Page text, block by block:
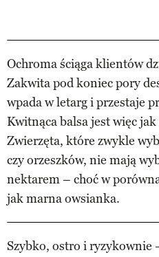
Ochroma ściąga klientów
Zakwita pod koniec pory
wpada w letarg i przestaje
Kwitnąca balsa jest więc
Zwierzęta, które zwykle
czy orzeszków, nie mają
nektarem – choć w
jak marna owsianka.
Szybko, ostro i ryzykownie